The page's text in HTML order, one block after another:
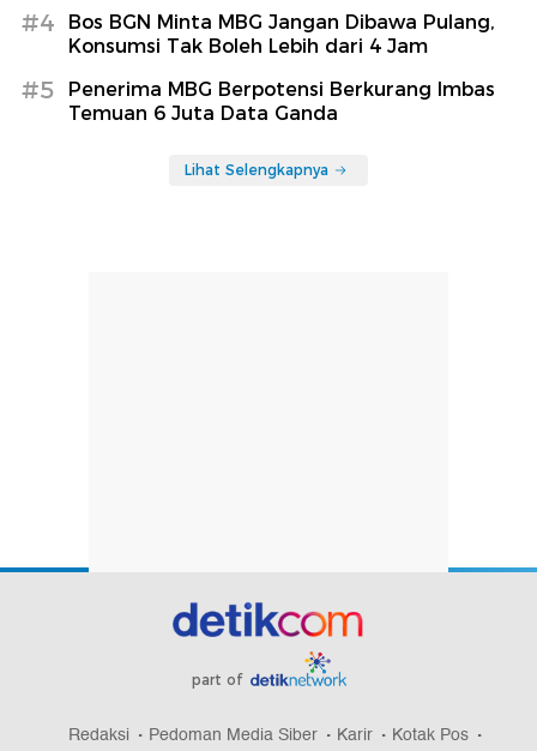
#4
Bos BGN Minta MBG Jangan Dibawa Pulang,
Konsumsi Tak Boleh Lebih dari 4 Jam
#5
Penerima MBG Berpotensi Berkurang Imbas
Temuan 6 Juta Data Ganda
Lihat Selengkapnya
part of
Redaksi Pedoman Media Siber Karir Kotak Pos